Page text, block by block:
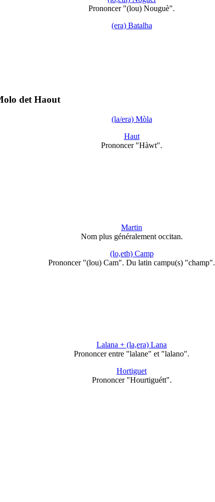
Prononcer "(lou) Nouguè".
(era) Batalha
det Haout
(la/era) Mòla
Haut
Prononcer "Hàwt".
Martin
Nom plus généralement occitan.
(lo,eth) Camp
Prononcer "(lou) Cam". Du latin campu(s) "champ".
Lalana + (la,era) Lana
Prononcer entre "lalane" et "lalano".
Hortiguet
Prononcer "Hourtiguétt".